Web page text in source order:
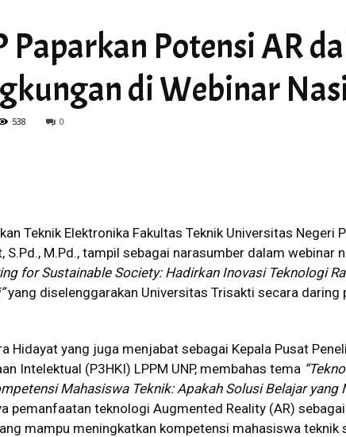
Paparkan Potensi AR
di Webinar
538 0
Teknik Elektronika Fakultas Teknik Universitas Negeri
S.Pd., M.Pd., tampil sebagai narasumber dalam webinar
for Sustainable Society: Hadirkan Inovasi Teknologi
yang diselenggarakan Universitas Trisakti secara daring
Hidayat yang juga menjabat sebagai Kepala Pusat
Intelektual (P3HKI) LPPM UNP, membahas tema
Mahasiswa Teknik: Apakah Solusi Belajar yang
pemanfaatan teknologi Augmented Reality (AR)
mampu meningkatkan kompetensi mahasiswa teknik